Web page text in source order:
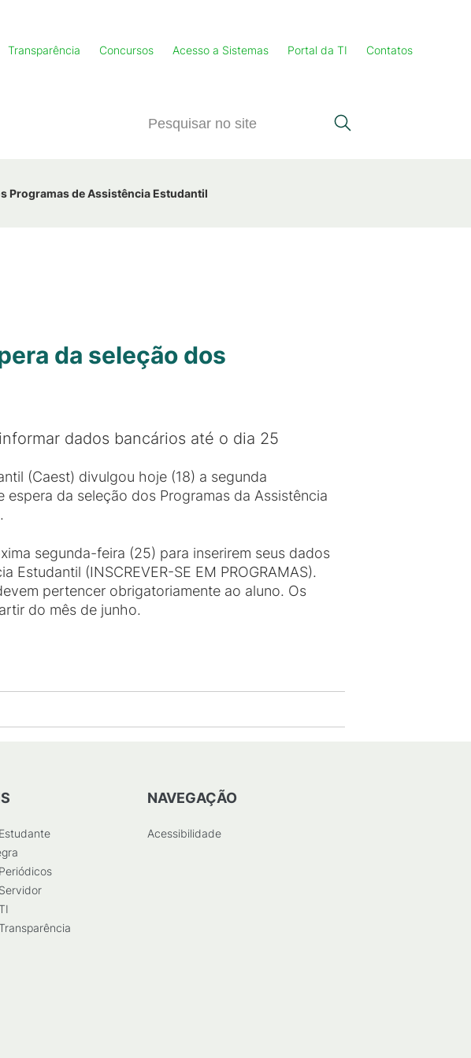
Transparência Concursos Acesso a Sistemas Portal da TI Contatos
Programas de Assistência Estudantil
da seleção dos
dados bancários até o dia 25
(Caest) divulgou hoje (18) a segunda
da seleção dos Programas da Assistência
segunda-feira (25) para inserirem seus dados
Estudantil (INSCREVER-SE EM PROGRAMAS).
pertencer obrigatoriamente ao aluno. Os
do mês de junho.
NAVEGAÇÃO
Acessibilidade